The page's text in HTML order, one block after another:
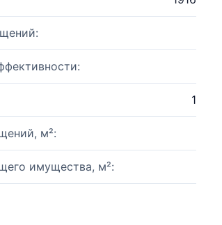
1
м²:
имущества, м²: